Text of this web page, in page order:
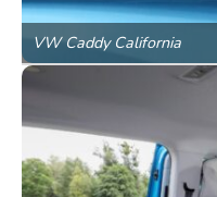
VW Caddy California